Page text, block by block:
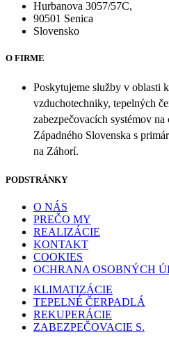
Hurbanova 3057/57C,
90501 Senica
Slovensko
O FIRME
Poskytujeme služby v oblasti
vzduchotechniky, tepelných
zabezpečovacích systémov na
Západného Slovenska s
na Záhorí.
PODSTRÁNKY
O NÁS
PREČO MY
REALIZÁCIE
KONTAKT
COOKIES
OCHRANA OSOBNÝCH
KLIMATIZÁCIE
TEPELNÉ ČERPADLÁ
REKUPERÁCIE
ZABEZPEČOVACIE S.